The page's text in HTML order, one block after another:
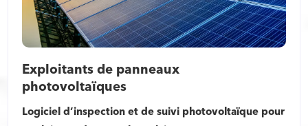
Exploitants de panneaux
photovoltaïques
Logiciel d’inspection et de suivi photovoltaïque pour